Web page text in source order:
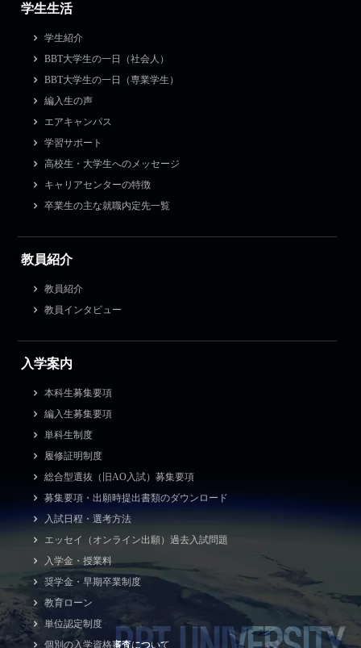
学生生活
学生紹介
BBT大学生の一日（社会人）
BBT大学生の一日（専業学生）
編入生の声
エアキャンパス
学習サポート
高校生・大学生へのメッセージ
キャリアセンターの特徴
卒業生の主な就職内定先一覧
教員紹介
教員紹介
教員インタビュー
入学案内
本科生募集要項
編入生募集要項
単科生制度
履修証明制度
総合型選抜（旧AO入試）募集要項
募集要項・出願時提出書類のダウンロード
入試日程・選考方法
エッセイ（オンライン出願）過去入試問題
入学金・授業料
奨学金・早期卒業制度
教育ローン
単位認定制度
個別の入学資格審査について